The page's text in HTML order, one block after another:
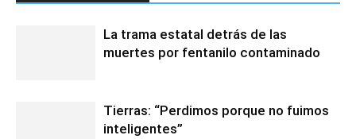
La trama estatal detrás de las
muertes por fentanilo contaminado
Tierras: “Perdimos porque no fuimos
inteligentes”